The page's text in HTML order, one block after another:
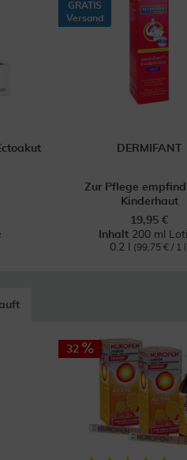
GRATIS
Versand
DERMIFANT
Zur Pflege
Kinderhaut
19,95 €
Inhalt 200 ml
0.2 l
(99,75 € / 1
32